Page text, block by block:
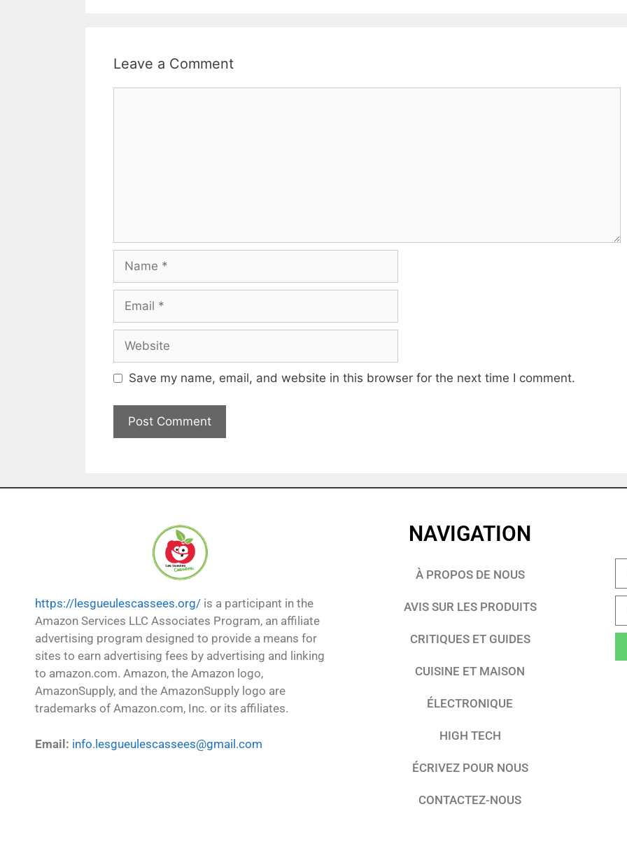
Leave a Comment
Save my name, email, and website in this browser for the next time I comment.
https://lesgueulescassees.org/ is a participant in the
Amazon Services LLC Associates Program, an affiliate
advertising program designed to provide a means for
sites to earn advertising fees by advertising and linking
to amazon.com. Amazon, the Amazon logo,
AmazonSupply, and the AmazonSupply logo are
trademarks of Amazon.com, Inc. or its affiliates.
Email: info.lesgueulescassees@gmail.com
NAVIGATION
À PROPOS DE NOUS
AVIS SUR LES PRODUITS
CRITIQUES ET GUIDES
CUISINE ET MAISON
ÉLECTRONIQUE
HIGH TECH
ÉCRIVEZ POUR NOUS
CONTACTEZ-NOUS